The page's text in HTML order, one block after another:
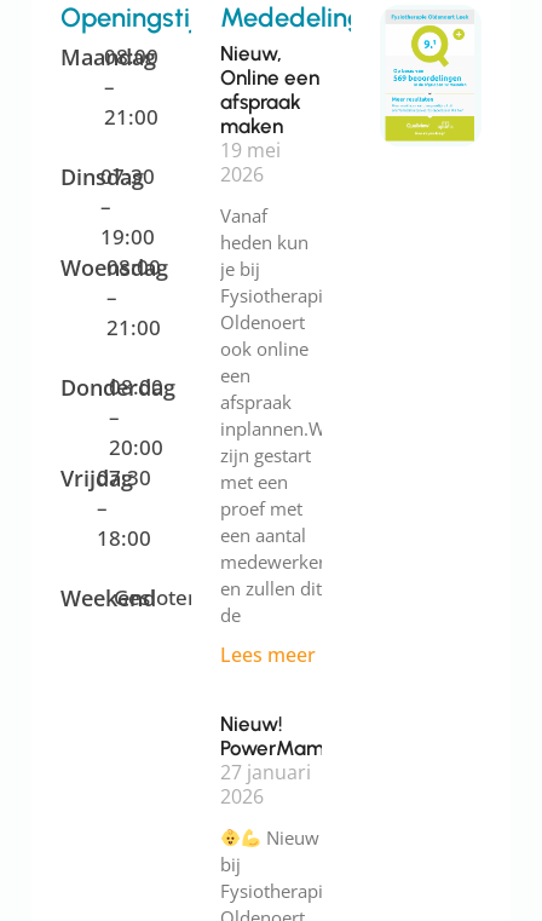
Openingstijden
Maandag
08:00
–
21:00
Dinsdag
07:30
–
19:00
Woensdag
08:00
–
21:00
Donderdag
08:00
–
20:00
Vrijdag
07:30
–
18:00
Weekend
Gesloten
Mededelingen
Nieuw,
Online een
afspraak
maken
19 mei
2026
Vanaf
heden kun
je bij
Fysiotherapie
Oldenoert
ook online
een
afspraak
inplannen.We
zijn gestart
met een
proef met
een aantal
medewerkers
en zullen dit
de
Lees meer
Nieuw!
PowerMama
27 januari
2026
Nieuw
bij
Fysiotherapie